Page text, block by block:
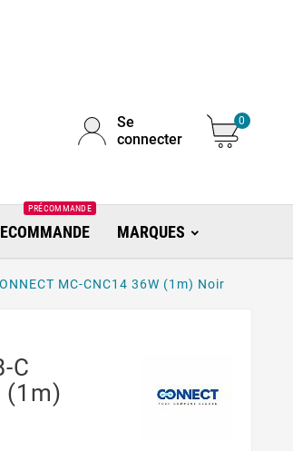
Se
connecter
0
PRÉCOMMANDE
MARQUES
MC-CNC14 36W (1m) Noir
C
(1m)